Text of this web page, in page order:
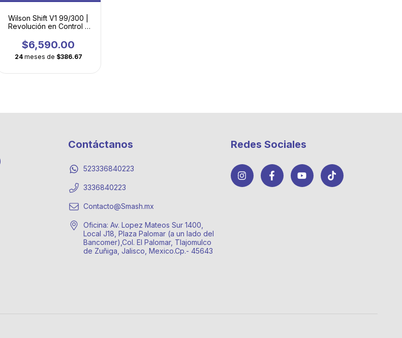
Wilson Shift V1 99/300 |
Revolución en Control y
$6,590.00
24 meses de $386.67
Contáctanos
523336840223
3336840223
Contacto@Smash.mx
Oficina: Av. Lopez Mateos Sur 1400,
Local J18, Plaza Palomar (a un lado del
Bancomer),Col. El Palomar, Tlajomulco
de Zuñiga, Jalisco, Mexico.Cp.- 45643
Redes Sociales